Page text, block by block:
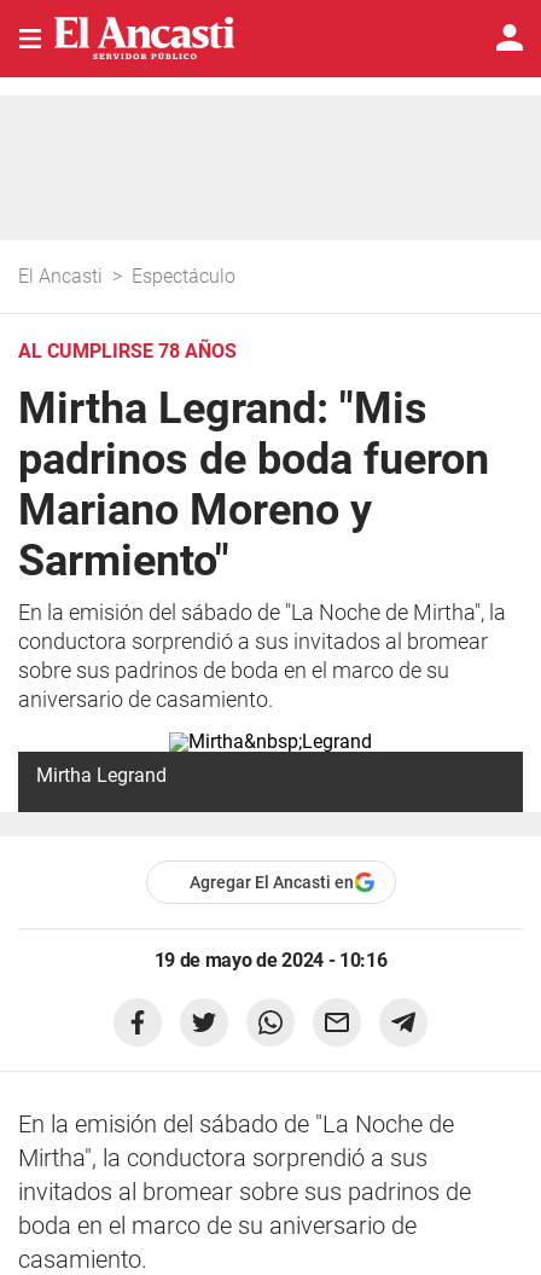
El Ancasti > Espectáculo
AL CUMPLIRSE 78 AÑOS
Mirtha Legrand: "Mis
padrinos de boda fueron
Mariano Moreno y
Sarmiento"
En la emisión del sábado de "La Noche de Mirtha", la
conductora sorprendió a sus invitados al bromear
sobre sus padrinos de boda en el marco de su
aniversario de casamiento.
Mirtha Legrand
Agregar El Ancasti en
19 de mayo de 2024 - 10:16
En la emisión del sábado de "La Noche de
Mirtha", la conductora sorprendió a sus
invitados al bromear sobre sus padrinos de
boda en el marco de su aniversario de
casamiento.